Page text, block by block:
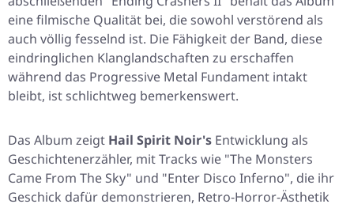
eine filmische Qualität bei, die sowohl verstörend als
auch völlig fesselnd ist. Die Fähigkeit der Band, diese
eindringlichen Klanglandschaften zu erschaffen
während das Progressive Metal Fundament intakt
bleibt, ist schlichtweg bemerkenswert.
Das Album zeigt Hail Spirit Noir's Entwicklung als
Geschichtenerzähler, mit Tracks wie "The Monsters
Came From The Sky" und "Enter Disco Inferno", die ihr
Geschick dafür demonstrieren, Retro-Horror-Ästhetik